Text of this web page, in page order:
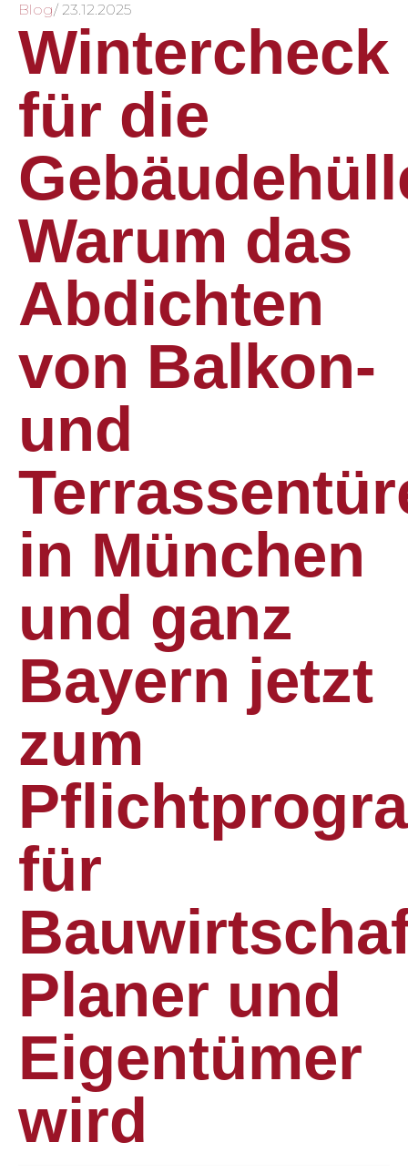
Blog/ 23.12.2025
Wintercheck
für die
Warum das
Abdichten
von Balkon-
und
in München
und ganz
Bayern jetzt
zum
für
Planer und
Eigentümer
wird